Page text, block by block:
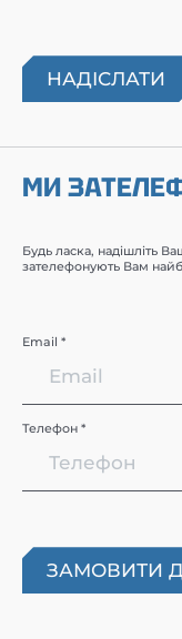
МИ
Будь ласка, надішліть
зателефонують Вам
Email *
Телефон *